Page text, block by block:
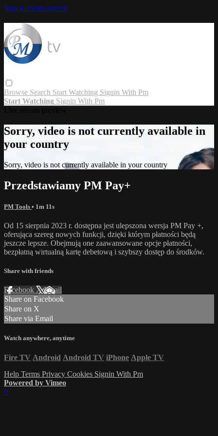
Skip to main content
Browse Search Start Watching Signin With Pm
Start Watching Signin With Pm
Sorry, video is not currently available in
your country
Sorry, video is not currently available in your country
Przedstawiamy PM Pay+
PM Tools • 1m 11s
Od 15 sierpnia 2023 r. dostępna jest ulepszona wersja PM Pay +,
oferująca szereg nowych funkcji, dzięki którym płatności będą
jeszcze lepsze. Obejmują one zaawansowane opcje płatności,
bezpłatną wirtualną kartę debetową i szybszy dostęp do środków.
Share with friends
Facebook XEmail
Share on Facebook
Share on X
Share via Email
Watch anywhere, anytime
Fire TV Android Android TV iPhone Apple TV
Help Terms Privacy Cookies Signin With Pm
Powered by Vimeo
×